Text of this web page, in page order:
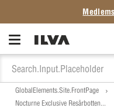
GlobalElements.Site.FrontPage
Nocturne Exclusive Resårbotten...